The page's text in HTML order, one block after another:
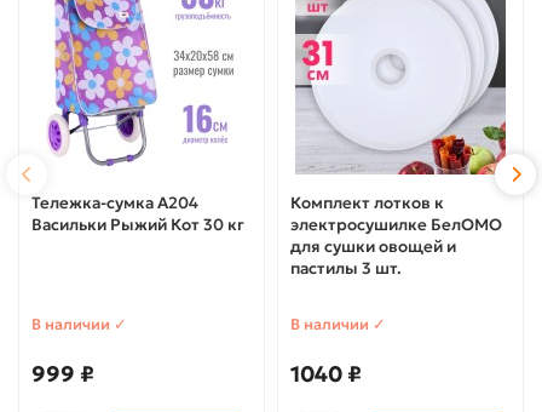
Тележка-сумка А204
Васильки Рыжий Кот 30 кг
В наличии ✓
999 ₽
Комплект лотков к
электросушилке БелОМО
для сушки овощей и
пастилы 3 шт.
В наличии ✓
1040 ₽